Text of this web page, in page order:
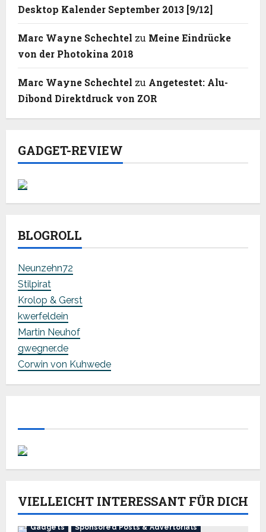
Desktop Kalender September 2013 [9/12]
Marc Wayne Schechtel zu Meine Eindrücke
von der Photokina 2018
Marc Wayne Schechtel zu Angetestet: Alu-
Dibond Direktdruck von ZOR
GADGET-REVIEW
BLOGROLL
Neunzehn72
Stilpirat
Krolop & Gerst
kwerfeldein
Martin Neuhof
gwegner.de
Corwin von Kuhwede
VIELLEICHT INTERESSANT FÜR DICH
Gadgets Sponsored Posts & Advertorials